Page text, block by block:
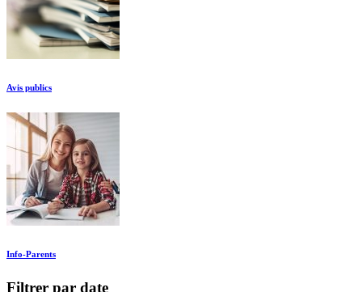
Avis publics
Info-Parents
Filtrer par date